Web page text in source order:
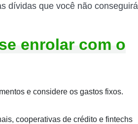
dívidas que você não conseguirá
enrolar com o
e considere os gastos fixos.
cooperativas de crédito e fintechs